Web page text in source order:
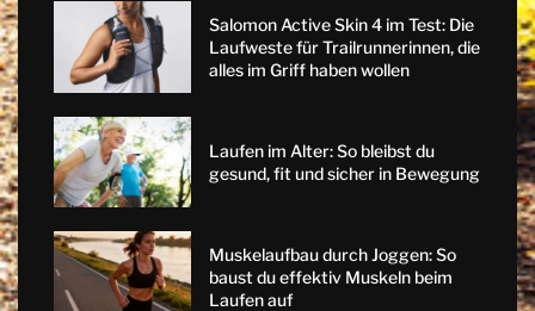
Salomon Active Skin 4 im Test: Die
Laufweste für Trailrunnerinnen, die
alles im Griff haben wollen
Laufen im Alter: So bleibst du
gesund, fit und sicher in Bewegung
Muskelaufbau durch Joggen: So
baust du effektiv Muskeln beim
Laufen auf